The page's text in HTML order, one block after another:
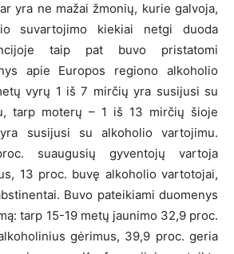
yra ne mažai žmonių, kurie galvoja,
suvartojimo kiekiai netgi duoda
taip pat buvo pristatomi
apie Europos regiono alkoholio
vyrų 1 iš 7 mirčių yra susijusi su
tarp moterų – 1 iš 13 mirčių šioje
susijusi su alkoholio vartojimu.
suaugusių gyventojų vartoja
13 proc. buvę alkoholio vartotojai,
Buvo pateikiami duomenys
tarp 15-19 metų jaunimo 32,9 proc.
gėrimus, 39,9 proc. geria